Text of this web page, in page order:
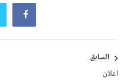
المقالات
السابق
اعلان